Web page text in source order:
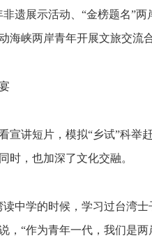
非遗展示活动、“金榜题名”
海峡两岸青年开展文旅交流
宣讲短片，模拟“乡试”科
时，也加深了文化交融。
读中学的时候，学习过台湾
，“作为青年一代，我们是